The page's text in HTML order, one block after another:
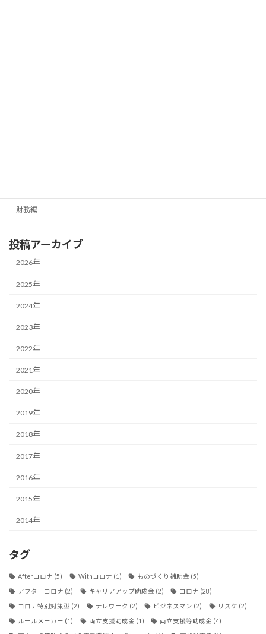
財務編
投稿アーカイブ
2026年
2025年
2024年
2023年
2022年
2021年
2020年
2019年
2018年
2017年
2016年
2015年
2014年
タグ
Afterコロナ (5) Withコロナ (1) ものづくり補助金 (5)
アフターコロナ (2) キャリアアップ助成金 (2) コロナ (28)
コロナ特別対策型 (2) テレワーク (2) ビジネスマン (2) リスケ (2)
ルールメーカー (1) 両立支援助成金 (1) 両立支援等助成金 (4)